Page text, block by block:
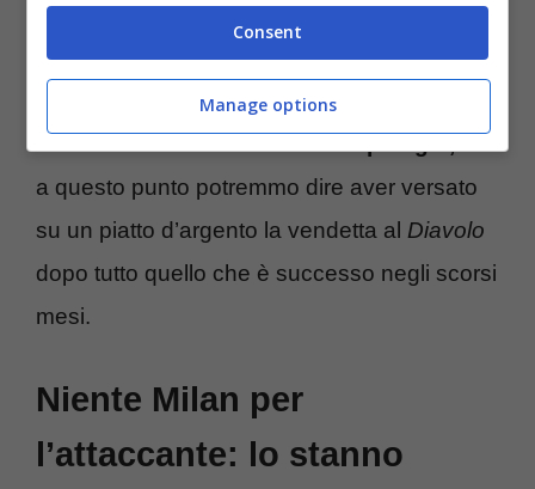
Stando dunque a quanto riportato dai
colleghi diMarca,il futuro dell’attaccante
Jhon Duránnon sarà al Milan
a questo punto potremmo dire aver versato
su un piatto d’argento la vendetta al Diavolo
dopo tutto quello che è successo negli scorsi
mesi.
Niente Milan per
l’attaccante: lo stanno
Consent
Manage options